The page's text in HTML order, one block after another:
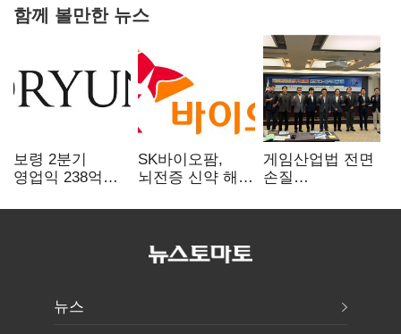
함께 볼만한 뉴스
보령 2분기
영업익 238억…
SK바이오팜,
뇌전증 신약 해외
차세대 신약 개발
게임산업법 전면
손질
규제 걷고
뉴스